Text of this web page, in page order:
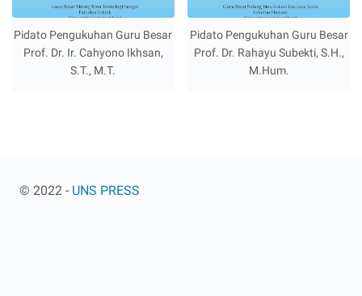
Pidato Pengukuhan Guru Besar
Prof. Dr. Ir. Cahyono Ikhsan,
S.T., M.T.
Pidato Pengukuhan Guru Besar
Prof. Dr. Rahayu Subekti, S.H.,
M.Hum.
© 2022 - UNS PRESS